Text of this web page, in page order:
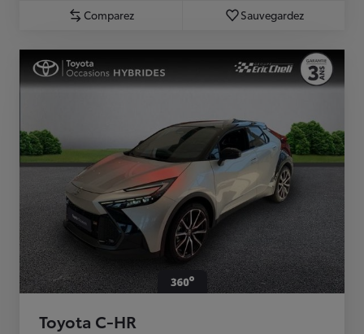
Comparez Sauvegardez
Toyota C-HR